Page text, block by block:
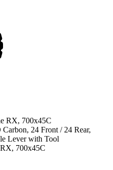
RX, 700x45C
24 Front / 24 Rear,
Lever with Tool
700x45C